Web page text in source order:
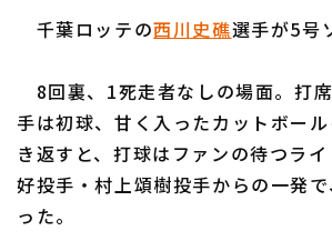
埼玉西武ライオンズ
千葉ロッテマリーンズ
オリックス・バファローズ
福岡ソフトバンクホークス
千葉ロッテの西川史礁選手が5号
8回裏、1死走者なしの場面。打
手は初球、甘く入ったカットボー
き返すと、打球はファンの待つライ
好投手・村上頌樹投手からの一発
った。